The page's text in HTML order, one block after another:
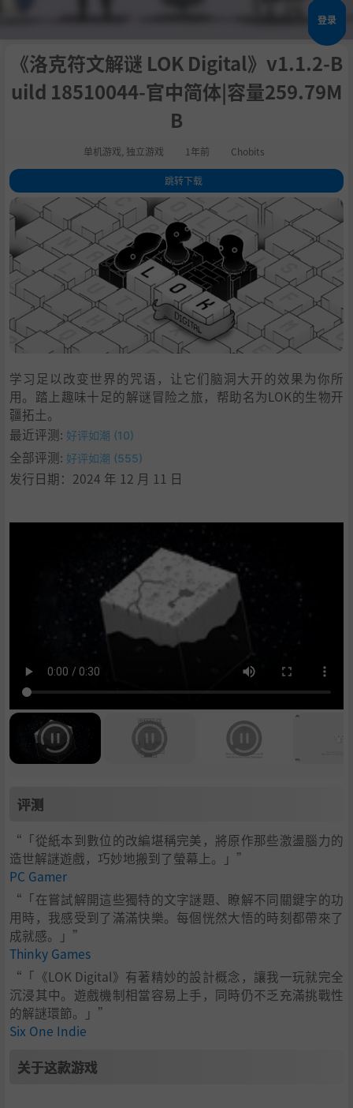
登录
《洛克符文解谜 LOK Digital》v1.1.2-B
uild 18510044-官中简体|容量259.79M
B
单机游戏 独立游戏 1年前 Chobits
跳转下载
.
评测
2.关于这款游戏
.学习足以改变世界的咒语，让它们脑洞大开的效果为你所用
4
帮助名为LOK的生物开疆拓土
5.游戏特色：
6.系统需求
7
支持作者
8.设置中文
学习足以改变世界的咒语，让它们脑洞大开的效果为你所
用。踏上趣味十足的解谜冒险之旅，帮助名为LOK的生物开
疆拓土。
最近评测: 好评如潮 (10)
全部评测: 好评如潮 (555)
发行日期：2024 年 12 月 11 日
评测
“「從紙本到數位的改編堪稱完美，將原作那些激盪腦力的
造世解謎遊戲，巧妙地搬到了螢幕上。」”
PC Gamer
“「在嘗試解開這些獨特的文字謎題、瞭解不同關鍵字的功
用時，我感受到了滿滿快樂。每個恍然大悟的時刻都帶來了
成就感。」”
Thinky Games
“「《LOK Digital》有著精妙的設計概念，讓我一玩就完全
沉浸其中。遊戲機制相當容易上手，同時仍不乏充滿挑戰性
的解謎環節。」”
Six One Indie
关于这款游戏